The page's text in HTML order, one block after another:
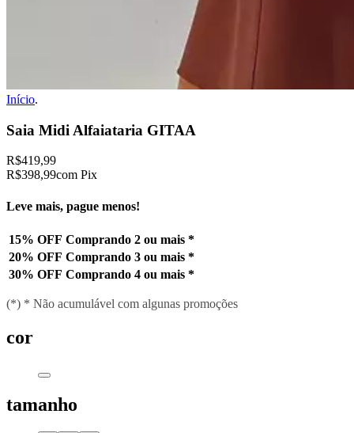
Início.
Saia Midi Alfaiataria GITAA
R$419,99
R$398,99com Pix
Leve mais, pague menos!
15% OFF Comprando 2 ou mais *
20% OFF Comprando 3 ou mais *
30% OFF Comprando 4 ou mais *
(*) * Não acumulável com algunas promoções
cor
tamanho